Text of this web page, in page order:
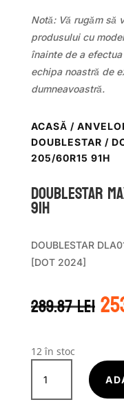
Notă: Vă rugăm să
produsului cu
înainte de a
echipa noastră de
dumneavoastră.
ACASĂ /
DOUBLESTAR /
205/60R15 91H
DOUBLESTAR
91H
DOUBLESTAR
[DOT 2024]
289.87lei
12 în stoc
Cantitate
DOUBLESTAR